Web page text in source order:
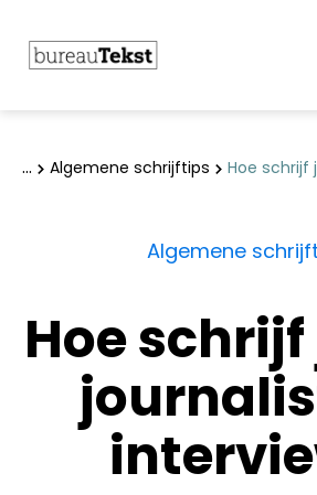
Algemene schrijftips
Hoe schrijf
Algemene
Hoe schrijf